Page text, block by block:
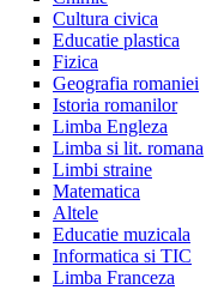
Cultura civica
Educatie plastica
Fizica
Geografia romaniei
Istoria romanilor
Limba Engleza
Limba si lit. romana
Limbi straine
Matematica
Altele
Educatie muzicala
Informatica si TIC
Limba Franceza